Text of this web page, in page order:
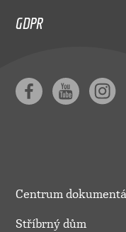
GDPR
Centrum
Stříbrný dům